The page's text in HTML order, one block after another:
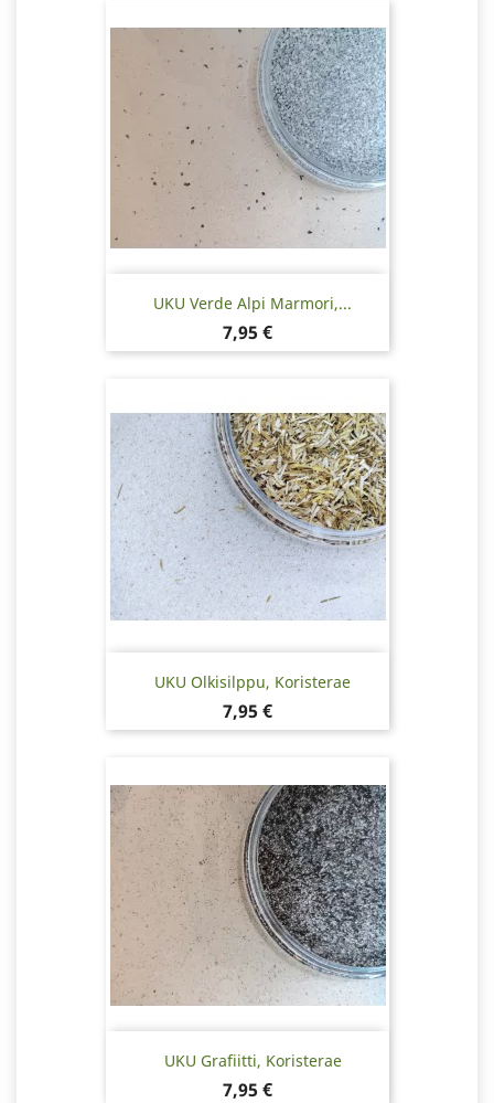
UKU Verde Alpi Marmori,...
Hinta
7,95 €
UKU Olkisilppu, Koristerae
Hinta
7,95 €
UKU Grafiitti, Koristerae
Hinta
7,95 €